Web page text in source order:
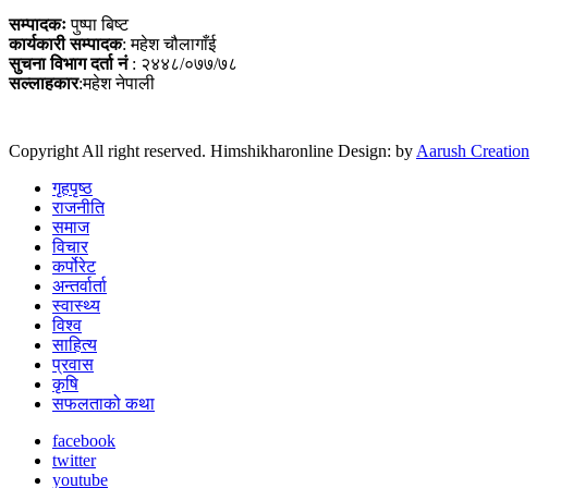
सम्पादकःपुष्पा बिष्ट
कार्यकारी सम्पादक: महेश चौलागाँई
सुचना विभाग दर्ता नं: २४४८/०७७/७८
सल्लाहकार:महेश नेपाली
Copyright All right reserved. Himshikharonline Design: byAarush Creation
गृहपृष्ठ
राजनीति
समाज
विचार
कर्पोरेट
अन्तर्वार्ता
स्वास्थ्य
विश्व
साहित्य
प्रवास
कृषि
सफलताको कथा
facebook
twitter
youtube